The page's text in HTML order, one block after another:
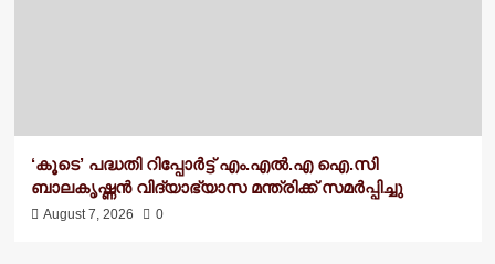
‘കൂടെ’ പദ്ധതി റിപ്പോർട്ട് എം.എൽ.എ ഐ.സി
ബാലകൃഷ്ണന്‍ വിദ്യാഭ്യാസ മന്ത്രിക്ക് സമർപ്പിച്ചു
August 7, 2026 0